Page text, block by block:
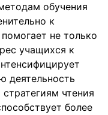
обучения
к
не только
учащихся к
деятельность
чтения
более